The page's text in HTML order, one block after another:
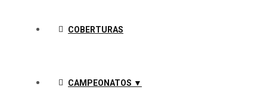
COBERTURAS
CAMPEONATOS ▼